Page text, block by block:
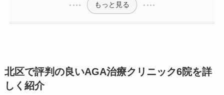
もっと見る
北区で評判の良いAGA治療クリニック6院を詳
しく紹介